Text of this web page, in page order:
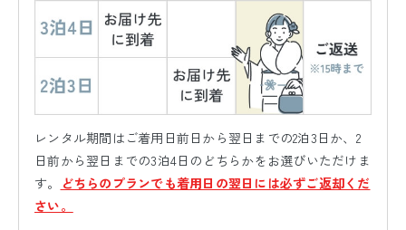
レンタル期間はご着用日前日から翌日までの2泊3日か、2
日前から翌日までの3泊4日のどちらかをお選びいただけま
す。
どちらのプランでも着用日の翌日には必ずご返却くだ
さい。